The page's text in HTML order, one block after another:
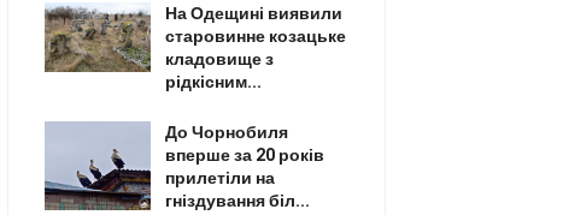
На Одещині виявили
старовинне козацьке
кладовище з
рідкісним...
До Чорнобиля
вперше за 20 років
прилетіли на
гніздування біл...